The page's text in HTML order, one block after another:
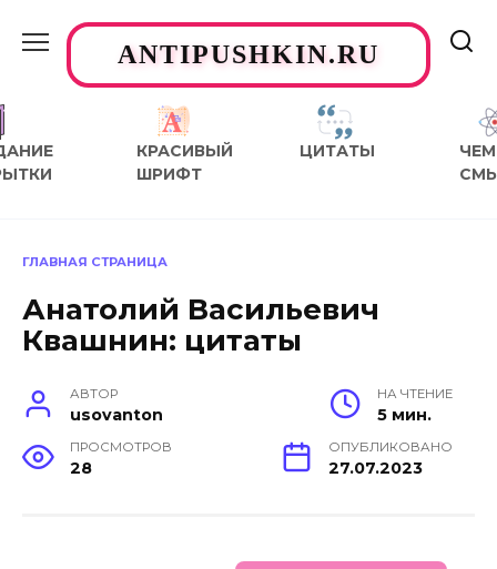
содержаниюANTIPUSHKIN.RU
КРАСИВЫЙ
ШРИФТ
ЦИТАТЫ
ЧЕМ
ГЛАВНАЯ СТРАНИЦА
Анатолий Васильевич
Квашнин: цитаты
АВТОР
usovanton
НА ЧТЕНИЕ
5 мин.
ПРОСМОТРОВ
28
ОПУБЛИКОВАНО
27.07.2023